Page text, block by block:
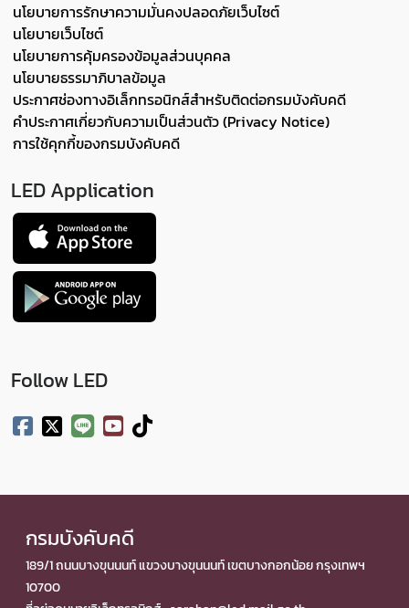
นโยบายการรักษาความมั่นคงปลอดภัยเว็บไซต์
นโยบายเว็บไซต์
นโยบายการคุ้มครองข้อมูลส่วนบุคคล
นโยบายธรรมาภิบาลข้อมูล
ประกาศช่องทางอิเล็กทรอนิกส์สำหรับติดต่อกรมบังคับคดี
คำประกาศเกี่ยวกับความเป็นส่วนตัว (Privacy Notice)
การใช้คุกกี้ของกรมบังคับคดี
LED Application
Follow LED
กรมบังคับคดี
189/1 ถนนบางขุนนนท์ แขวงบางขุนนนท์ เขตบางกอกน้อย กรุงเทพฯ
10700